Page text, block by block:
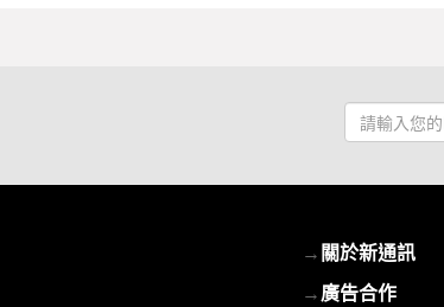
請
輸
E-
mail
→關於新通訊
→廣告合作